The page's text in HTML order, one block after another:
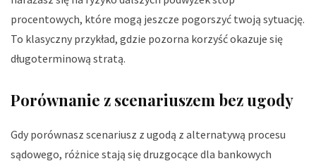
procentowych, które mogą jeszcze pogorszyć twoją sytuację.
To klasyczny przykład, gdzie pozorna korzyść okazuje się
długoterminową stratą.
Porównanie z scenariuszem bez ugody
Gdy porównasz scenariusz z ugodą z alternatywą procesu
sądowego, różnice stają się druzgocące dla bankowych